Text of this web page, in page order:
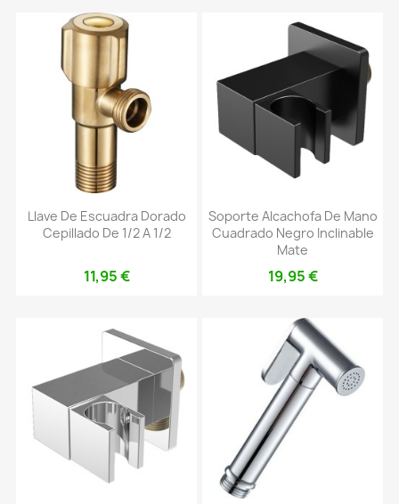
Llave De Escuadra Dorado
Cepillado De 1/2 A 1/2
11,95 €
Soporte Alcachofa De Mano
Cuadrado Negro Inclinable
Mate
19,95 €